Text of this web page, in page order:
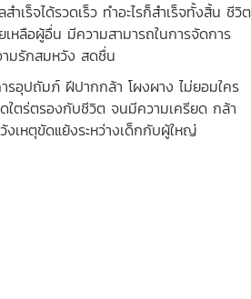
จได้รวดเร็ว ทำอะไรก็สำเร็จทั้งสิ้น ชีวิต
หลือผู้อื่น มีความสามารถในการจัดการ
มรักสมหวัง สดชื่น
ถัมภ์ ฝีปากกล้า โผงผาง ไม่ยอมใคร
ใตร่ตรองกับชีวิต จนมีความเครียด กล้า
เหตุขัดแย้งระหว่างเด็กกับผู้ใหญ่